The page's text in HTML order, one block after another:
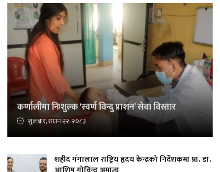
कर्णालीमा निःशुल्क ‘स्वर्ण विन्दु प्राशन’ सेवा विस्तार
शुक्रबार, साउन २२, २०८३
शहीद गंगालाल राष्ट्रिय हृदय केन्द्रको निर्देशकमा प्रा. डा.